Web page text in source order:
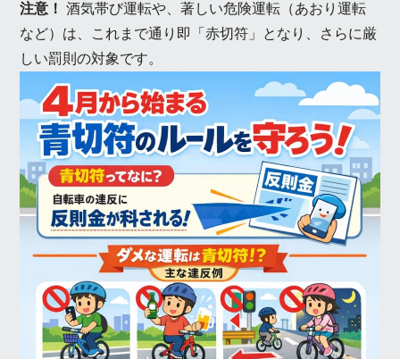
注意！ 酒気帯び運転や、著しい危険運転（あおり運転
など）は、これまで通り即「赤切符」となり、さらに厳
しい罰則の対象です。